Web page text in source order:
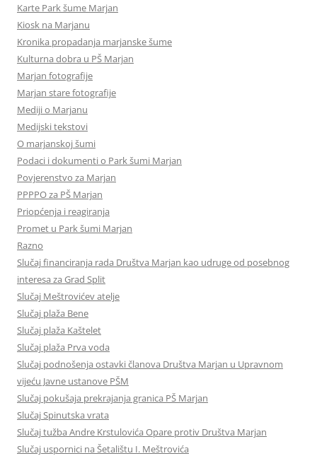
Karte Park šume Marjan
Kiosk na Marjanu
Kronika propadanja marjanske šume
Kulturna dobra u PŠ Marjan
Marjan fotografije
Marjan stare fotografije
Mediji o Marjanu
Medijski tekstovi
O marjanskoj šumi
Podaci i dokumenti o Park šumi Marjan
Povjerenstvo za Marjan
PPPPO za PŠ Marjan
Priopćenja i reagiranja
Promet u Park šumi Marjan
Razno
Slučaj financiranja rada Društva Marjan kao udruge od posebnog
interesa za Grad Split
Slučaj Meštrovićev atelje
Slučaj plaža Bene
Slučaj plaža Kaštelet
Slučaj plaža Prva voda
Slučaj podnošenja ostavki članova Društva Marjan u Upravnom
vijeću Javne ustanove PŠM
Slučaj pokušaja prekrajanja granica PŠ Marjan
Slučaj Spinutska vrata
Slučaj tužba Andre Krstulovića Opare protiv Društva Marjan
Slučaj uspornici na Šetalištu I. Meštrovića